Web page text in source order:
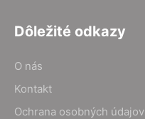
Dôležité odkazy
O nás
Kontakt
Ochrana osobných údajov